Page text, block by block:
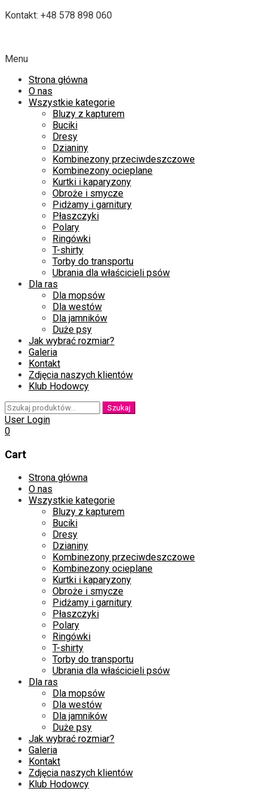
Kontakt: +48 578 898 060
Menu
Strona główna
O nas
Wszystkie kategorie
Bluzy z kapturem
Buciki
Dresy
Dzianiny
Kombinezony przeciwdeszczowe
Kombinezony ocieplane
Kurtki i kaparyzony
Obroże i smycze
Pidżamy i garnitury
Płaszczyki
Polary
Ringówki
T-shirty
Torby do transportu
Ubrania dla właścicieli psów
Dla ras
Dla mopsów
Dla westów
Dla jamników
Duże psy
Jak wybrać rozmiar?
Galeria
Kontakt
Zdjęcia naszych klientów
Klub Hodowcy
Szukaj:
Szukaj
User Login
0
Cart
Skip
content
Strona główna
O nas
Wszystkie kategorie
Bluzy z kapturem
Buciki
Dresy
Dzianiny
Kombinezony przeciwdeszczowe
Kombinezony ocieplane
Kurtki i kaparyzony
Obroże i smycze
Pidżamy i garnitury
Płaszczyki
Polary
Ringówki
T-shirty
Torby do transportu
Ubrania dla właścicieli psów
Dla ras
Dla mopsów
Dla westów
Dla jamników
Duże psy
Jak wybrać rozmiar?
Galeria
Kontakt
Zdjęcia naszych klientów
Klub Hodowcy